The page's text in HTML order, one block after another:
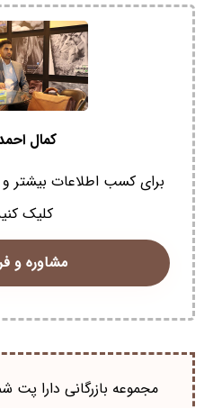
کمال
برای کسب اطلاعات بیشتر
کلیک
مشاوره و
مجموعه بازرگانی دارا پت